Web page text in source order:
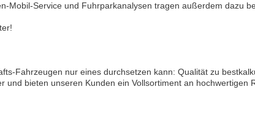
Mobil-Service und Fuhrparkanalysen tragen außerdem dazu
Fahrzeugen nur eines durchsetzen kann: Qualität zu
bieten unseren Kunden ein Vollsortiment an hochwertigen